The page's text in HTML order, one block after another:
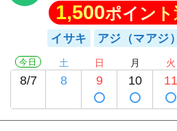
1,500ポイント
イサキ アジ（マアジ）
今日
8/7
土
8
日
9
月
10
火
11